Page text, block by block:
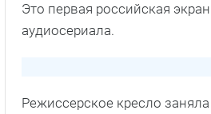
Это первая российская
аудиосериала.
Режиссерское кресло